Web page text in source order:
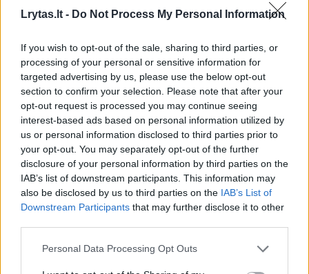
Lrytas.lt - Do Not Process My Personal Information
If you wish to opt-out of the sale, sharing to third parties, or
processing of your personal or sensitive information for
targeted advertising by us, please use the below opt-out
section to confirm your selection. Please note that after your
opt-out request is processed you may continue seeing
interest-based ads based on personal information utilized by
us or personal information disclosed to third parties prior to
your opt-out. You may separately opt-out of the further
disclosure of your personal information by third parties on the
IAB’s list of downstream participants. This information may
also be disclosed by us to third parties on the IAB’s List of
Downstream Participants that may further disclose it to other
Personal Data Processing Opt Outs
„Kantar“ tyrimu, net 76 proc. vartotojų
influenceris būtų patikimas ir atsakingas. Tuo
tarpu tik 23 proc. nurodė, jog svarbiausias
kriterijus – sekėjų skaičius.
Anot „Kantar“ vyresniosios tyrimų ir įžvalgų
vadovės Agnės Budžytės, maždaug
ketvirtadalis Lietuvos gyventojų nuosekliai
seka influencerių veiklą, o dar tiek pat bent iš
„Pastebima, kad sekėjai, kurie formuoja